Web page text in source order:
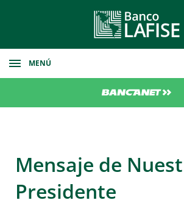
MENÚ
Certificado de Depósitos
Servicios Bancarios
Cuentas de Ahorro
Certifados de Depositos
Inversiones Personalizadas
Cuentas Bancarias
FZT
Tarifario
Mensaje de
Presidente